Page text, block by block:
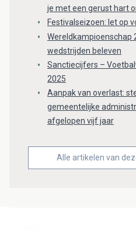
je met een gerust hart
Festivalseizoen: let op
Wereldkampioenschap
wedstrijden beleven
Sanctiecijfers –
2025
Aanpak van overlast:
gemeentelijke
afgelopen vijf jaar
Alle artikelen van